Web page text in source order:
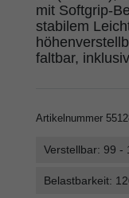
mit Softgrip-
stabilem
faltbar,
Artikelnummer
Verstellbar: 99 -
Belastbarkeit: